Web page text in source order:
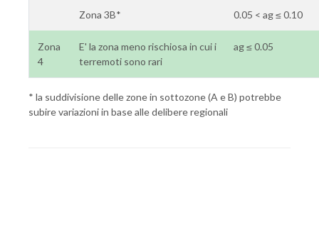
Zona 3B* 0.05 < ag ≤ 0.10
Zona
4
E' la zona meno rischiosa in cui i
terremoti sono rari
ag ≤ 0.05
* la suddivisione delle zone in sottozone (A e B) potrebbe
subire variazioni in base alle delibere regionali